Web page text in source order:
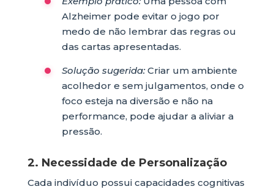
Alzheimer pode evitar o jogo por
medo de não lembrar das regras ou
das cartas apresentadas.
Solução sugerida:Criar um ambiente
acolhedor e sem julgamentos, onde o
foco esteja na diversão e não na
performance, pode ajudar a aliviar a
pressão.
2. Necessidade de Personalização
Cada indivíduo possui capacidades cognitivas